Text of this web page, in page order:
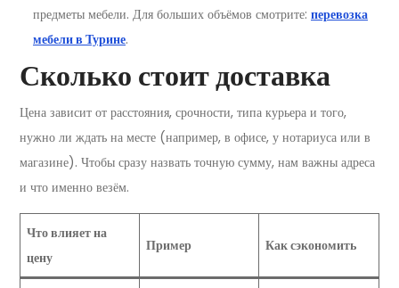
предметы мебели. Для больших объёмов смотрите: перевозка
мебели в Турине.
Сколько стоит доставка
Цена зависит от расстояния, срочности, типа курьера и того,
нужно ли ждать на месте (например, в офисе, у нотариуса или в
магазине). Чтобы сразу назвать точную сумму, нам важны адреса
и что именно везём.
Что влияет на
цену
Пример Как сэкономить